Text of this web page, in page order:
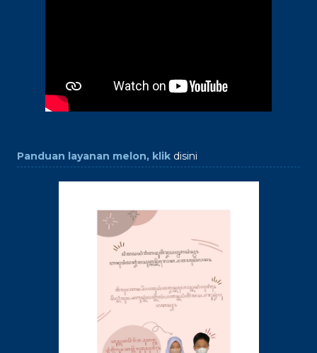
Panduan layanan melon, klik disini